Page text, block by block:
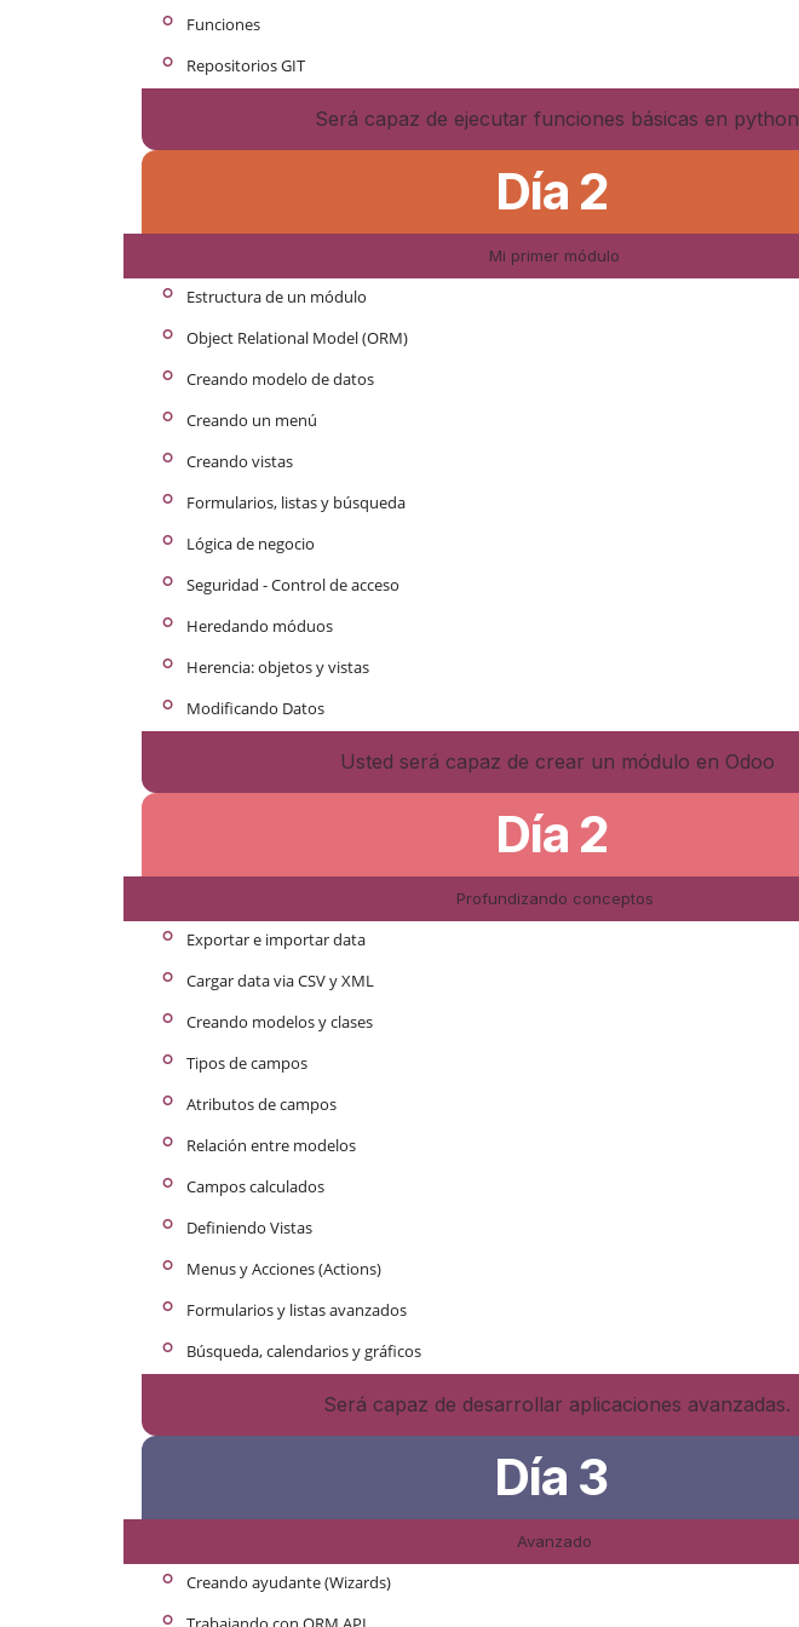
° Funciones
° Repositorios GIT
Será capaz de ejecutar funciones básicas en python
Día 2
Mi primer módulo
° Estructura de un módulo
° Object Relational Model (ORM)
° Creando modelo de datos
° Creando un menú
° Creando vistas
° Formularios, listas y búsqueda
° Lógica de negocio
° Seguridad - Control de acceso
° Heredando móduos
° Herencia: objetos y vistas
° Modificando Datos
Usted será capaz de crear un módulo en Odoo
Día 2
Profundizando conceptos
° Exportar e importar data
° Cargar data via CSV y XML
° Creando modelos y clases
° Tipos de campos
° Atributos de campos
° Relación entre modelos
° Campos calculados
° Definiendo Vistas
° Menus y Acciones (Actions)
° Formularios y listas avanzados
° Búsqueda, calendarios y gráficos
Será capaz de desarrollar aplicaciones avanzadas.
Día 3
Avanzado
° Creando ayudante (Wizards)